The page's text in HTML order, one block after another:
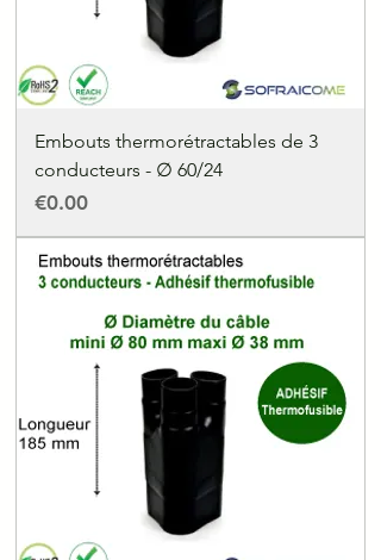
Embouts thermorétractables de 3
conducteurs - ∅ 60/24
Price
€0.00